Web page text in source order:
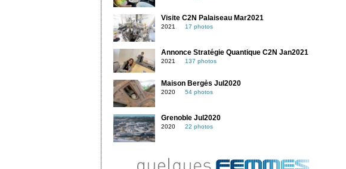
Visite C2N Palaiseau Mar2021
2021 17 photos
Annonce Stratégie Quantique C2N Jan2021
2021 137 photos
Maison Bergès Jul2020
2020 54 photos
Grenoble Jul2020
2020 22 photos